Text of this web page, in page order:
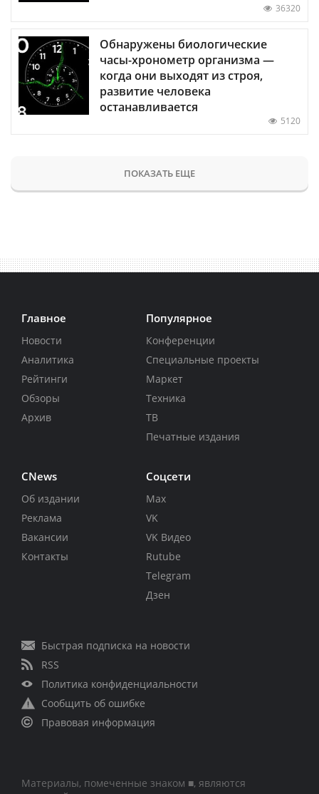
36320
Обнаружены биологические
часы-хронометр организма —
когда они выходят из строя,
развитие человека
останавливается
5120
ПОКАЗАТЬ ЕЩЕ
Главное
Новости
Аналитика
Рейтинги
Обзоры
Архив
Популярное
Конференции
Специальные проекты
Маркет
Техника
ТВ
Печатные издания
CNews
Об издании
Реклама
Вакансии
Контакты
Соцсети
Max
VK
VK Видео
Rutube
Telegram
Дзен
Быстрая подписка на новости
RSS
Политика конфиденциальности
Сообщить об ошибке
Правовая информация
Материалы, помеченные знаком ■, являются